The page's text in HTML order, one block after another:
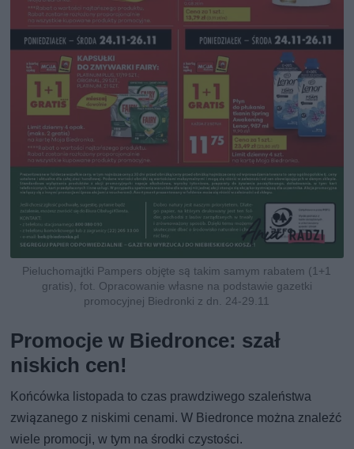
Pieluchomajtki Pampers objęte są takim samym rabatem (1+1
gratis), fot. Opracowanie własne na podstawie gazetki
promocyjnej Biedronki z dn. 24-29.11
Promocje w Biedronce: szał
niskich cen!
Końcówka listopada to czas prawdziwego szaleństwa
związanego z niskimi cenami. W Biedronce można znaleźć
wiele promocji, w tym na środki czystości.